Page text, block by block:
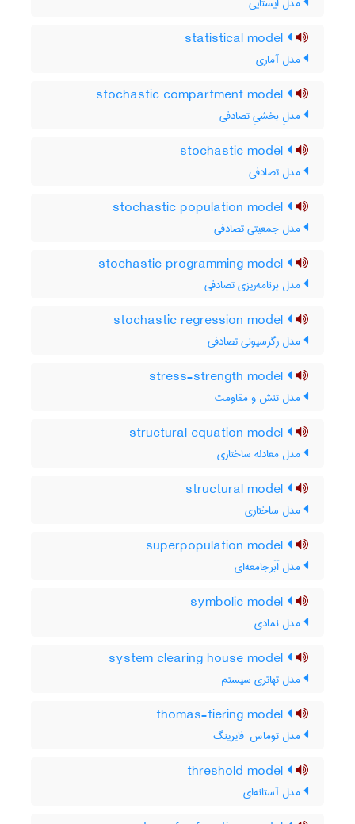
مدل آماری
مدلِ بخشیِ تصادفی
مدل تصادفی
مدل جمعیتی تصادفی
مدل برنامه‌ریزی تصادفی
مدل رگرسیونی تصادفی
مدل تنش و مقاومت
مدل معادله ساختاری
مدل ساختاری
مدل اَبَرجامعه‌ای
مدل نمادی
مدل تهاتری سیستم
مدل توماس-فایرینگ
مدل آستانه‌ای